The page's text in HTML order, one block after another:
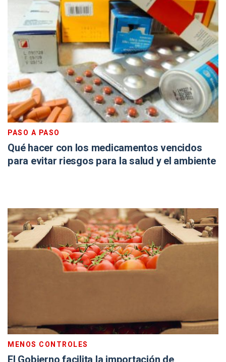
PASO A PASO
Qué hacer con los medicamentos vencidos
para evitar riesgos para la salud y el ambiente
MENOS CONTROLES